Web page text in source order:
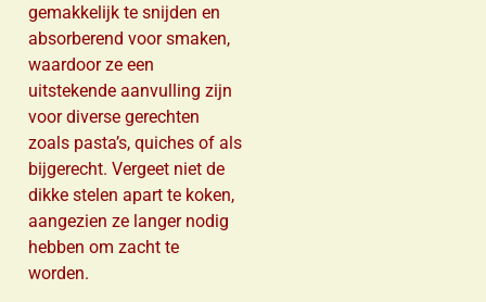
gemakkelijk te snijden en
absorberend voor smaken,
waardoor ze een
uitstekende aanvulling zijn
voor diverse gerechten
zoals pasta’s, quiches of als
bijgerecht. Vergeet niet de
dikke stelen apart te koken,
aangezien ze langer nodig
hebben om zacht te
worden.